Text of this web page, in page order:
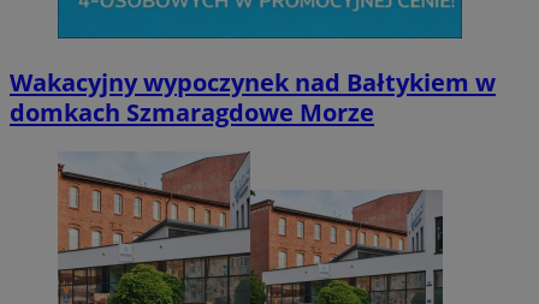
Wakacyjny wypoczynek nad Bałtykiem w
domkach Szmaragdowe Morze